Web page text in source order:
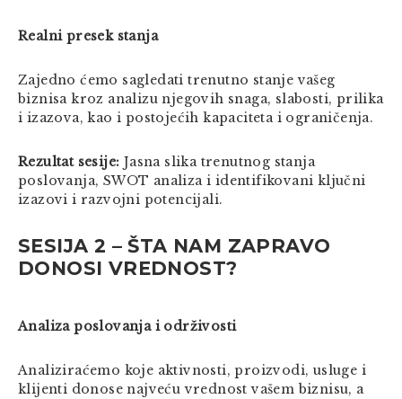
Realni presek stanja
Zajedno ćemo sagledati trenutno stanje vašeg
biznisa kroz analizu njegovih snaga, slabosti, prilika
i izazova, kao i postojećih kapaciteta i ograničenja.
Rezultat sesije: Jasna slika trenutnog stanja
poslovanja, SWOT analiza i identifikovani ključni
izazovi i razvojni potencijali.
SESIJA 2 – ŠTA NAM ZAPRAVO
DONOSI VREDNOST?
Analiza poslovanja i održivosti
Analiziraćemo koje aktivnosti, proizvodi, usluge i
klijenti donose najveću vrednost vašem biznisu, a